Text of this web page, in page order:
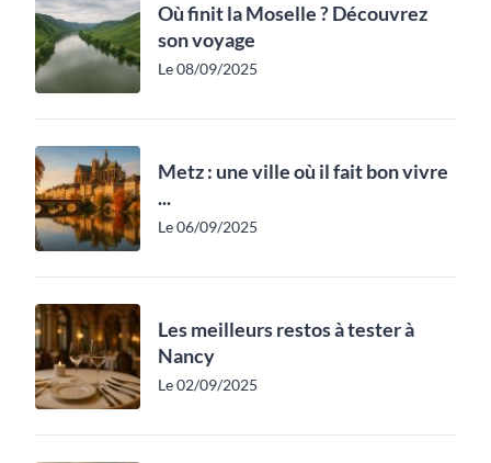
Où finit la Moselle ? Découvrez
son voyage
Le 08/09/2025
Metz : une ville où il fait bon vivre
...
Le 06/09/2025
Les meilleurs restos à tester à
Nancy
Le 02/09/2025